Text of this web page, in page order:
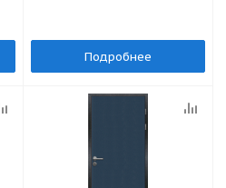
Подробнее